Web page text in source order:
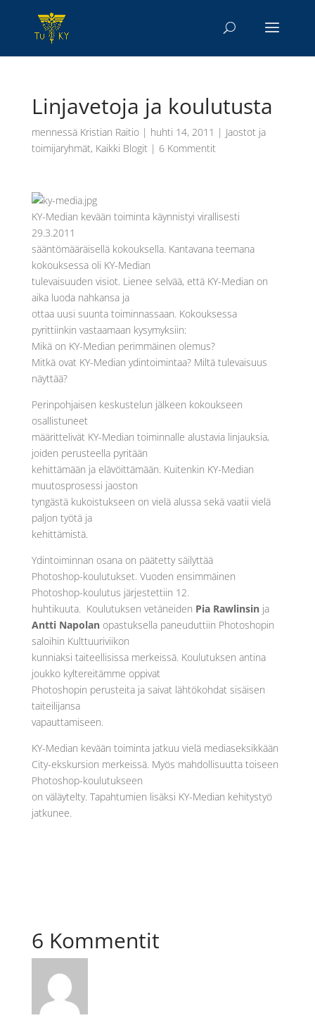
Linjavetoja ja koulutusta
mennessä Kristian Raitio| huhti 14, 2011 | Jaostot ja
toimijaryhmät, Kaikki Blogit| 6 Kommentit
KY-Median kevään toiminta käynnistyi virallisesti
29.3.2011
sääntömääräisellä kokouksella. Kantavana teemana
kokouksessa oli KY-Median
tulevaisuuden visiot. Lienee selvää, että KY-Median on
aika luoda nahkansa ja
ottaa uusi suunta toiminnassaan. Kokouksessa
pyrittiinkin vastaamaan kysymyksiin:
Mikä on KY-Median perimmäinen olemus?
Mitkä ovat KY-Median ydintoimintaa? Miltä tulevaisuus
näyttää?
Perinpohjaisen keskustelun jälkeen kokoukseen
osallistuneet
määrittelivät KY-Median toiminnalle alustavia linjauksia,
joiden perusteella pyritään
kehittämään ja elävöittämään. Kuitenkin KY-Median
muutosprosessi jaoston
tyngästä kukoistukseen on vielä alussa sekä vaatii vielä
paljon työtä ja
kehittämistä.
Ydintoiminnan osana on päätetty säilyttää
Photoshop-koulutukset. Vuoden ensimmäinen
Photoshop-koulutus järjestettiin 12.
huhtikuuta. Koulutuksen vetäneiden Pia Rawlinsinja
Antti Napolan opastuksella paneuduttiin Photoshopin
saloihin Kulttuuriviikon
kunniaksi taiteellisissa merkeissä. Koulutuksen antina
joukko kyltereitämme oppivat
Photoshopin perusteita ja saivat lähtökohdat sisäisen
taiteilijansa
vapauttamiseen.
KY-Median kevään toiminta jatkuu vielä mediaseksikkään
City-ekskursion merkeissä. Myös mahdollisuutta toiseen
Photoshop-koulutukseen
on väläytelty. Tapahtumien lisäksi KY-Median kehitystyö
jatkunee.
6 Kommentit